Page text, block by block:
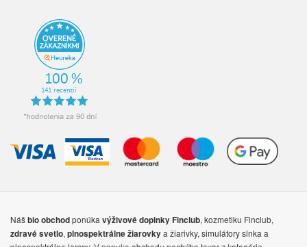
Nášbio obchodponúka výživové doplnkyFinclub, kozmetiku Finclub,
zdravé svetlo, plnospektrálne žiarovkya žiarivky, simulátory slnka a